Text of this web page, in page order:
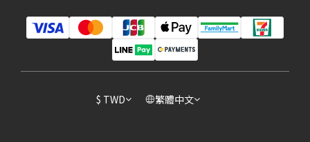
$ TWD 繁體中文